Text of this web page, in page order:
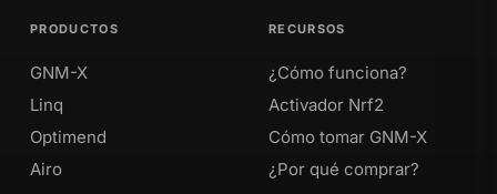
PRODUCTOS
GNM-X
Linq
Optimend
Airo
RECURSOS
¿Cómo funciona?
Activador Nrf2
Cómo tomar GNM-X
¿Por qué comprar?